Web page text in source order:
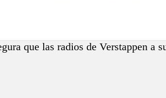
que las radios de Verstappen a